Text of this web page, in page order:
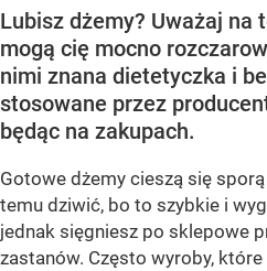
Lubisz dżemy? Uważaj na
mogą cię mocno
nimi znana dietetyczka i
stosowane przez
będąc na zakupach.
Gotowe dżemy cieszą się
temu dziwić, bo to szybkie i
jednak sięgniesz po sklepowe
zastanów. Często wyroby,